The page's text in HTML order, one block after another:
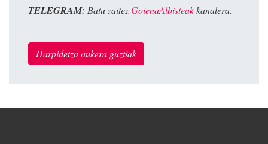
TELEGRAM: Batu zaitezGoienaAlbisteakkanalera.
Harpidetza aukera guztiak